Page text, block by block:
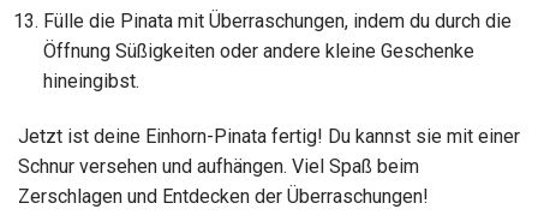
Fülle die Pinata mit Überraschungen, indem du durch die
Öffnung Süßigkeiten oder andere kleine Geschenke
hineingibst.
Jetzt ist deine Einhorn-Pinata fertig! Du kannst sie mit einer
Schnur versehen und aufhängen. Viel Spaß beim
Zerschlagen und Entdecken der Überraschungen!